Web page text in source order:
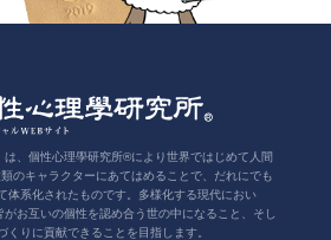
、個性心理學研究所®により世界ではじめて人間
のキャラクターにあてはめることで、だれにでも
体系化されたものです。多様化する現代におい
お互いの個性を認め合う世の中になること、そし
くりに貢献できることを目指します。